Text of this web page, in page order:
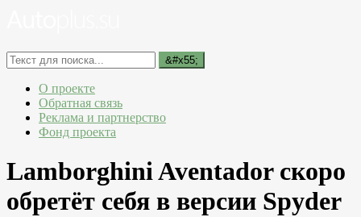
О проекте
Обратная связь
Реклама и партнерство
Фонд проекта
Lamborghini Aventador скоро
обретёт себя в версии Spyder